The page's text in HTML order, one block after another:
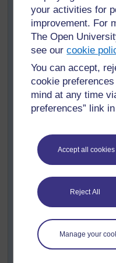
your activities for
improvement. For
The Open
see ourcookie
You can accept,
cookie
mind at any time
preferences” link
Accept all cookies
Reject All
Manage your
« Une personne de
qu’une personne plus
Chaque groupe doit
ou un autre moyen de
ou une corde, par
manière dont ils
arrivez à un accord sur
exemple :
mesurer tous les
mesurer la taille de
une échelle
le mur avant le
l’élève doit sauter
possible devant lui
mesurer la